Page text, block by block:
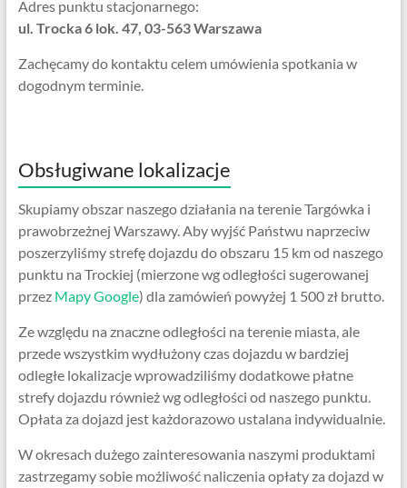
Adres punktu stacjonarnego:
ul. Trocka 6 lok. 47, 03-563 Warszawa
Zachęcamy do kontaktu celem umówienia spotkania w
dogodnym terminie.
Obsługiwane lokalizacje
Skupiamy obszar naszego działania na terenie Targówka i
prawobrzeżnej Warszawy. Aby wyjść Państwu naprzeciw
poszerzyliśmy strefę dojazdu do obszaru 15 km od naszego
punktu na Trockiej (mierzone wg odległości sugerowanej
przez Mapy Google) dla zamówień powyżej 1 500 zł brutto.
Ze względu na znaczne odległości na terenie miasta, ale
przede wszystkim wydłużony czas dojazdu w bardziej
odległe lokalizacje wprowadziliśmy dodatkowe płatne
strefy dojazdu również wg odległości od naszego punktu.
Opłata za dojazd jest każdorazowo ustalana indywidualnie.
W okresach dużego zainteresowania naszymi produktami
zastrzegamy sobie możliwość naliczenia opłaty za dojazd w